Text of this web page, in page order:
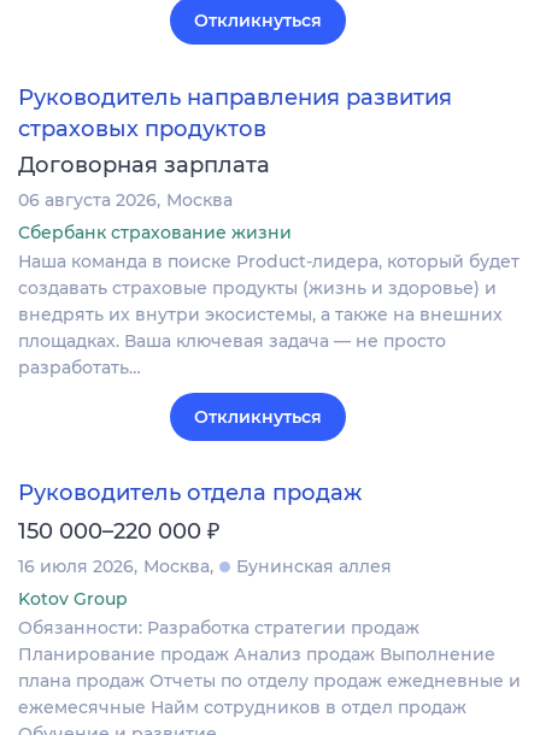
Откликнуться
Руководитель направления развития
страховых продуктов
Договорная зарплата
06 августа 2026 Москва
Сбербанк страхование жизни
Наша команда в поиске Product-лидера, который будет
создавать страховые продукты (жизнь и здоровье) и
внедрять их внутри экосистемы, а также на внешних
площадках. Ваша ключевая задача — не просто
разработать…
Откликнуться
Руководитель отдела продаж
150 000–220 000 ₽
16 июля 2026 Москва
Бунинская аллея
Kotov Group
Обязанности: Разработка стратегии продаж
Планирование продаж Анализ продаж Выполнение
плана продаж Отчеты по отделу продаж ежедневные и
ежемесячные Найм сотрудников в отдел продаж